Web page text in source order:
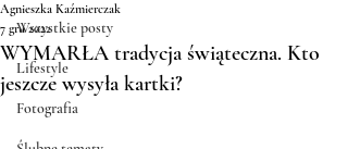
Wszystkie posty
Lifestyle
Fotografia
WYMARŁA tradycja świąteczna. Kto
jeszcze wysyła kartki?
Agnieszka Kaźmierczak
7 gru 2022